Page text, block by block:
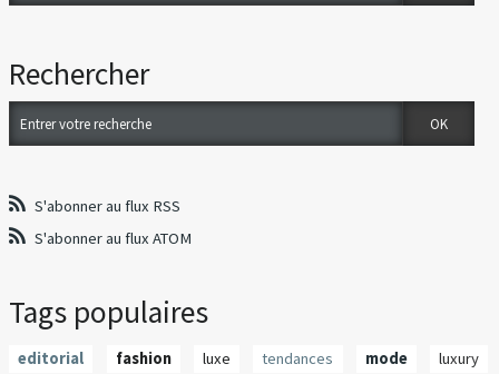
Rechercher
S'abonner au flux RSS
S'abonner au flux ATOM
Tags populaires
editorial fashion luxe tendances mode
luxury